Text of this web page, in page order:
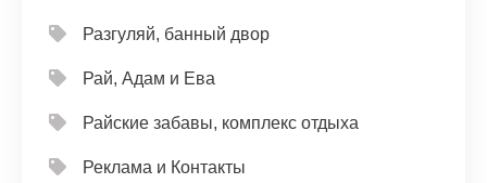
Разгуляй, банный двор
Рай, Адам и Ева
Райские забавы, комплекс отдыха
Реклама и Контакты